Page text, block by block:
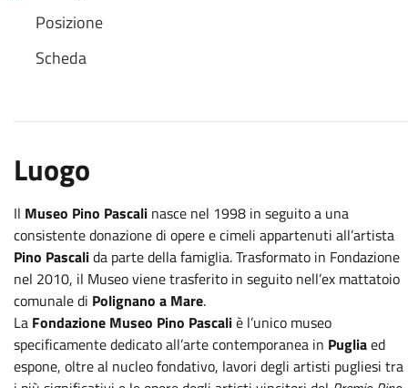
Posizione
Scheda
Luogo
Il Museo Pino Pascali nasce nel 1998 in seguito a una
consistente donazione di opere e cimeli appartenuti all’artista
Pino Pascalida parte della famiglia. Trasformato in Fondazione
nel 2010, il Museo viene trasferito in seguito nell’ex mattatoio
comunale di Polignano a Mare.
La Fondazione Museo Pino Pascaliè l’unico museo
specificamente dedicato all’arte contemporanea in Pugliaed
espone, oltre al nucleo fondativo, lavori degli artisti pugliesi tra